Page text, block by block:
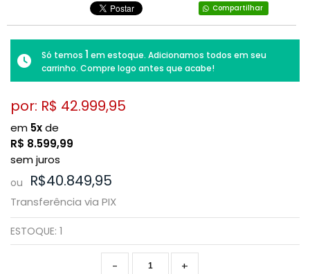
Compartilhar
Só temos 1 em estoque. Adicionamos todos em seu
carrinho. Compre logo antes que acabe!
por: R$ 42.999,95
em 5xde
R$ 8.599,99
sem juros
ou R$40.849,95
Transferência via PIX
ESTOQUE: 1
+
-